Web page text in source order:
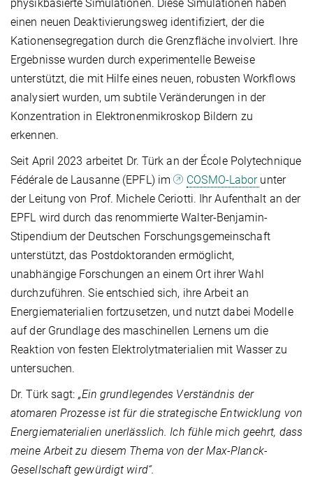
physikbasierte Simulationen. Diese Simulationen haben
einen neuen Deaktivierungsweg identifiziert, der die
Kationensegregation durch die Grenzfläche involviert. Ihre
Ergebnisse wurden durch experimentelle Beweise
unterstützt, die mit Hilfe eines neuen, robusten Workflows
analysiert wurden, um subtile Veränderungen in der
Konzentration in Elektronenmikroskop Bildern zu
erkennen.
Seit April 2023 arbeitet Dr. Türk an der École Polytechnique
Fédérale de Lausanne (EPFL) im
COSMO-Labor unter
der Leitung von Prof. Michele Ceriotti. Ihr Aufenthalt an der
EPFL wird durch das renommierte Walter-Benjamin-
Stipendium der Deutschen Forschungsgemeinschaft
unterstützt, das Postdoktoranden ermöglicht,
unabhängige Forschungen an einem Ort ihrer Wahl
durchzuführen. Sie entschied sich, ihre Arbeit an
Energiematerialien fortzusetzen, und nutzt dabei Modelle
auf der Grundlage des maschinellen Lernens um die
Reaktion von festen Elektrolytmaterialien mit Wasser zu
untersuchen.
Dr. Türk sagt: „Ein grundlegendes Verständnis der
atomaren Prozesse ist für die strategische Entwicklung von
Energiematerialien unerlässlich. Ich fühle mich geehrt, dass
meine Arbeit zu diesem Thema von der Max-Planck-
Gesellschaft gewürdigt wird“.